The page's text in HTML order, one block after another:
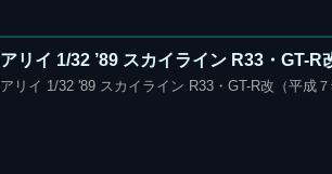
アリイ 1/32 ’89 スカイライン R33・GT-R
アリイ 1/32 '89 スカイライン R33・GT-R改（平成